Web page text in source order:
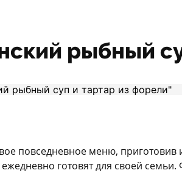
рыбный
повседневное меню,
готовят для своей